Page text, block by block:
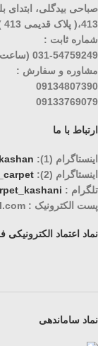
صباحی بیدگلی، ابتدای
413،( پلاک قدیمی 413 )
شماره ثابت :
031-54759249 (ساعت پاسخگویی 9-15)
مشاوره و سفارش :
09134807390
09133769079
ارتباط با ما
اینستاگرام (1):
اینستاگرام (2):
تلگرام :
پست الکترونیک : carpet.avinkashan1@gmail.com
نماد اعتماد
نماد ساماندهی